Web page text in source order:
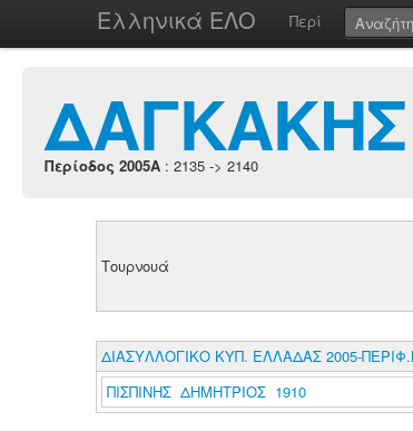
Ελληνικά ΕΛΟ Περί
Περίοδος 2005A : 2135 -> 2140
Τουρνουά
ΔΙΑΣΥΛΛΟΓΙΚΟ ΚΥΠ. ΕΛΛΑΔΑΣ 2005-
ΠΙΣΠΙΝΗΣ ΔΗΜΗΤΡΙΟΣ 1910